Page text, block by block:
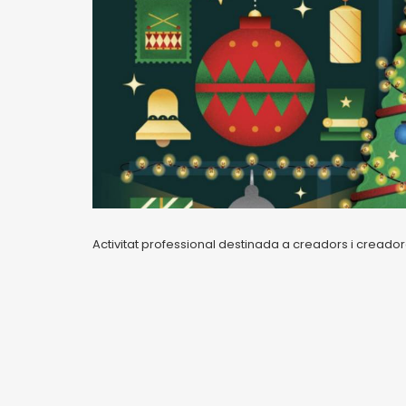
Activitat professional destinada a creadors i